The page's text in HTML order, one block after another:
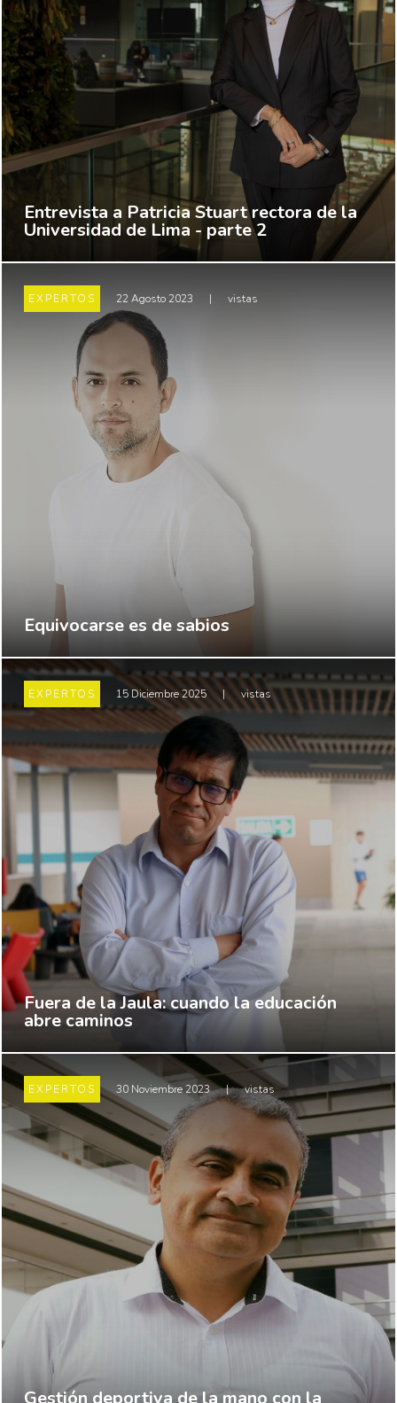
Entrevista a Patricia Stuart rectora de la
Universidad de Lima - parte 2
EXPERTOS 22 Agosto 2023 | vistas
Equivocarse es de sabios
EXPERTOS 15 Diciembre 2025 | vistas
Fuera de la Jaula: cuando la educación
abre caminos
EXPERTOS 30 Noviembre 2023 | vistas